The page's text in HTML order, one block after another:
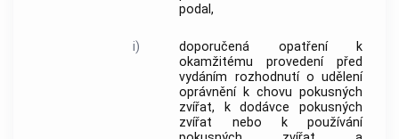
podal,
i)
doporučená opatření k
okamžitému provedení před
vydáním rozhodnutí o udělení
oprávnění k chovu pokusných
zvířat, k dodávce pokusných
zvířat nebo k používání